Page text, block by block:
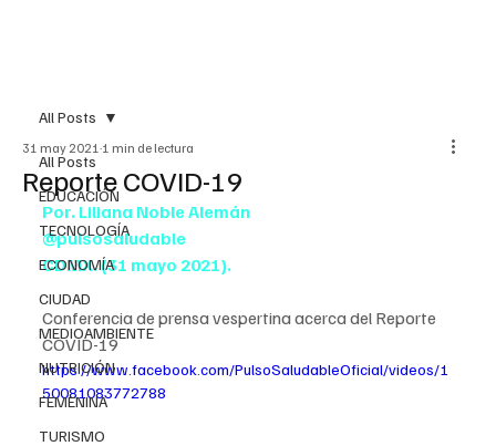
All Posts
EDUCACIÓN
TECNOLOGÍA
ECONOMÍA
CIUDAD
MEDIOAMBIENTE
NUTRICIÓN
FEMENINA
TURISMO
All Posts
Reporte COVID-19
31 may 2021 1 min de lectura
Por. Liliana Noble Alemán
@pulsosaludable
CDMX. (31 mayo 2021).
Conferencia de prensa vespertina acerca del Reporte
COVID-19
https://www.facebook.com/PulsoSaludableOficial/videos/1
50081083772788